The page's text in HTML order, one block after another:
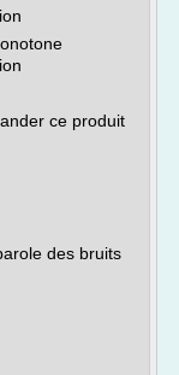
ce produit
des bruits